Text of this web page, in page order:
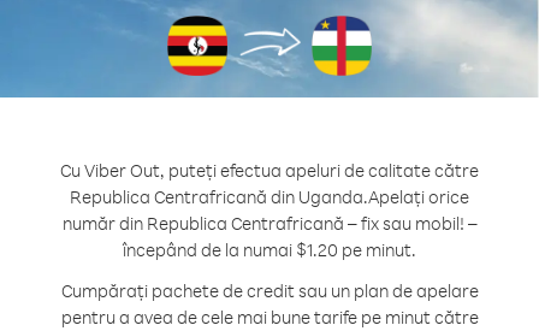
Cu Viber Out, puteți efectua apeluri de calitate către
Republica Centrafricană din Uganda.Apelați orice
număr din Republica Centrafricană – fix sau mobil! –
începând de la numai $1.20 pe minut.
Cumpărați pachete de credit sau un plan de apelare
pentru a avea de cele mai bune tarife pe minut către